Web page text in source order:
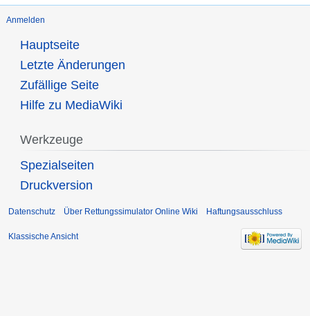
Anmelden
Hauptseite
Letzte Änderungen
Zufällige Seite
Hilfe zu MediaWiki
Werkzeuge
Spezialseiten
Druckversion
Datenschutz Über Rettungssimulator Online Wiki Haftungsausschluss
Klassische Ansicht